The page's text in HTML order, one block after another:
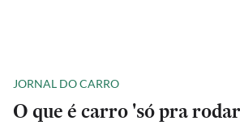
JORNAL DO CARRO
O que é carro 'só pra